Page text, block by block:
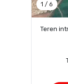
1 / 6
Teren